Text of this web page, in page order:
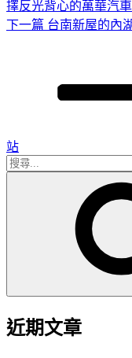
擇反光背心的萬華汽
下
下一篇 台南新屋的內
站
搜
近期文章